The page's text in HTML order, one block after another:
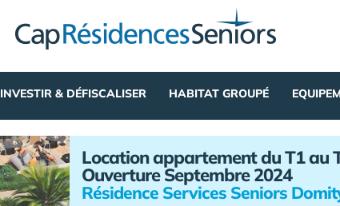
INVESTIR & DÉFISCALISER HABITAT GROUPÉ
Location appartement du T1 au
Ouverture Septembre 2024
Résidence Services Seniors